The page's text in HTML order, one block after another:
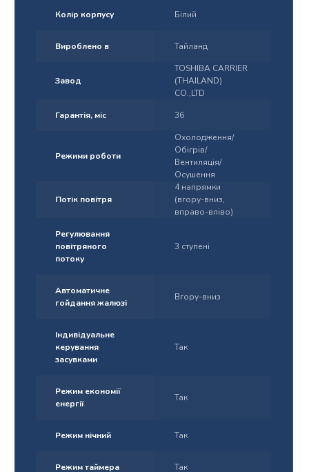
Колір корпусу Білий
Вироблено в Тайланд
Завод
TOSHIBA CARRIER
(THAILAND)
CO.,LTD
Гарантія, міс
36
Режими роботи
Охолодження/
Обігрів/
Вентиляція/
Осушення
Потік повітря
4 напрямки
(вгору-вниз,
вправо-вліво)
Регулювання
повітряного
потоку
3 ступені
Автоматичне
гойдання жалюзі
Вгору-вниз
Індивідуальне
керування
засувками
Так
Режим економії
енергії
Так
Режим нічний Так
Режим таймера Так